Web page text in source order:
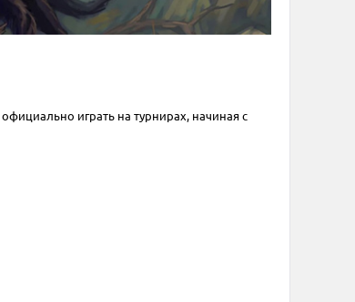
играть на турнирах, начиная с